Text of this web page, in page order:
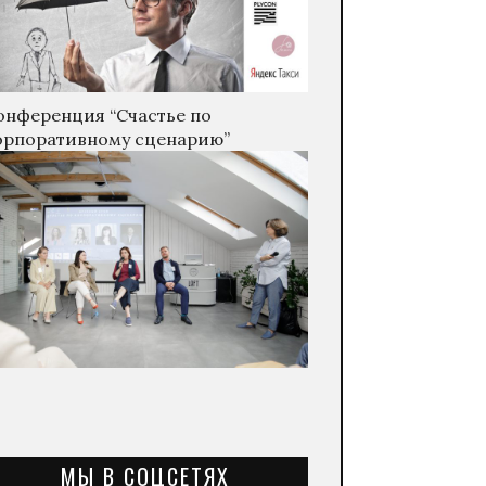
“Счастье по
сценарию”
МЫ В СОЦСЕТЯХ